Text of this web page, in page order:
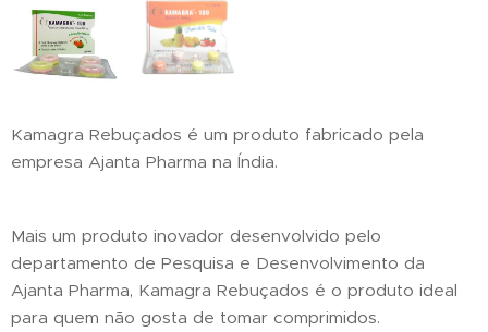
Kamagra Rebuçados é um produto fabricado pela
empresa Ajanta Pharma na Índia.
Mais um produto inovador desenvolvido pelo
departamento de Pesquisa e Desenvolvimento da
Ajanta Pharma, Kamagra Rebuçados é o produto ideal
para quem não gosta de tomar comprimidos.